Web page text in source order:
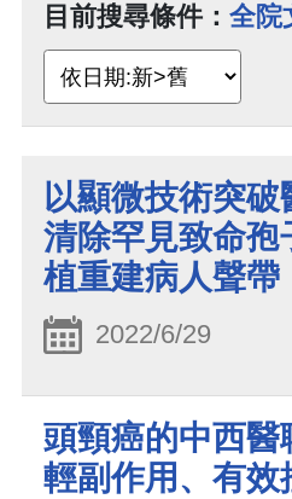
目前搜尋條件： 全院
以顯微技術突
清除罕見致命孢
植重建病人聲帶
2022/6/29
頭頸癌的中西醫
輕副作用、有效